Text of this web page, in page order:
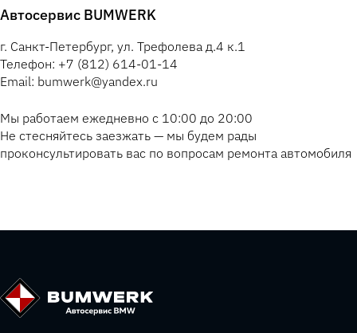
Автосервис BUMWERK
г. Санкт-Петербург, ул. Трефолева д.4 к.1
Телефон: +7 (812) 614-01-14
Email: bumwerk@yandex.ru
Мы работаем ежедневно с 10:00 до 20:00
Не стесняйтесь заезжать — мы будем рады
проконсультировать вас по вопросам ремонта автомобиля